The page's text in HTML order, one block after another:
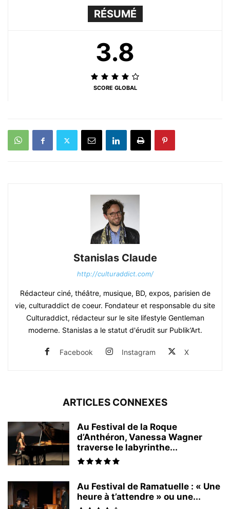
RÉSUMÉ
3.8
SCORE GLOBAL
Stanislas Claude
http://culturaddict.com/
Rédacteur ciné, théâtre, musique, BD, expos, parisien de
vie, culturaddict de coeur. Fondateur et responsable du site
Culturaddict, rédacteur sur le site lifestyle Gentleman
moderne. Stanislas a le statut d'érudit sur Publik’Art.
Facebook Instagram X
ARTICLES CONNEXES
Au Festival de la Roque
d’Anthéron, Vanessa Wagner
traverse le labyrinthe...
Au Festival de Ramatuelle : « Une
heure à t’attendre » ou une...